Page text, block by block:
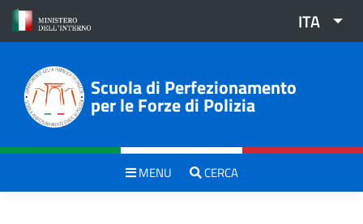
Skip
content
ITA
Scuola di Perfezionamento
per le Forze di Polizia
MENU CERCA